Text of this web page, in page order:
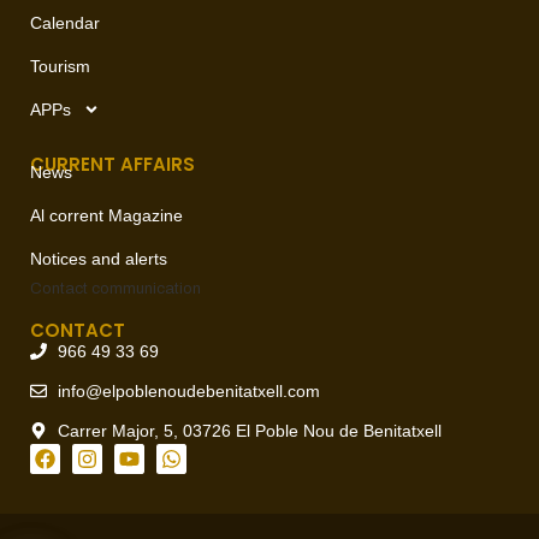
Calendar
Tourism
APPs
CURRENT AFFAIRS
News
Al corrent Magazine
Notices and alerts
Contact communication
CONTACT
966 49 33 69
info@elpoblenoudebenitatxell.com
Carrer Major, 5, 03726 El Poble Nou de Benitatxell